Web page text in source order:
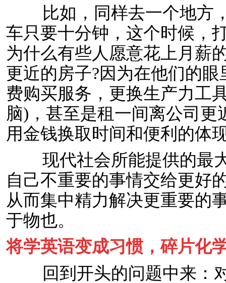
比如，同样去一个地方，
车只要十分钟，这个时候，
为什么有些人愿意花上月薪
更近的房子?因为在他们的
费购买服务，更换生产力工
脑)，甚至是租一间离公司
用金钱换取时间和便利的体
现代社会所能提供的最大
自己不重要的事情交给更好
从而集中精力解决更重要的
于物也。
将学英语变成习惯，碎片化
回到开头的问题中来：对